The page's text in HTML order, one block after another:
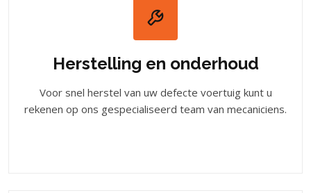
Herstelling en onderhoud
Voor snel herstel van uw defecte voertuig kunt u
rekenen op ons gespecialiseerd team van mecaniciens.